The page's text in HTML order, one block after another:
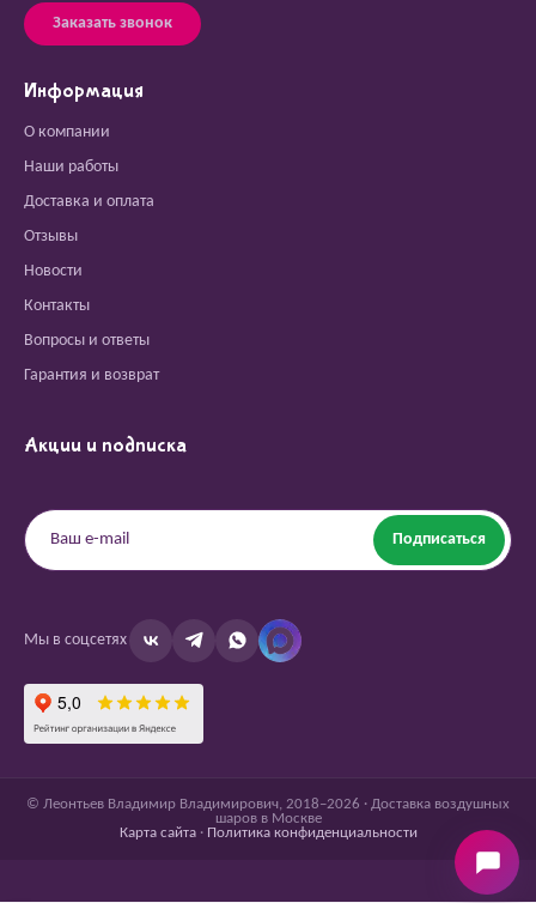
Заказать звонок
Информация
О компании
Наши работы
Доставка и оплата
Отзывы
Новости
Контакты
Вопросы и ответы
Гарантия и возврат
Акции и подписка
Подписаться
Мы в соцсетях
© Леонтьев Владимир Владимирович, 2018–2026 · Доставка воздушных
шаров в Москве
Карта сайта· Политика конфиденциальности